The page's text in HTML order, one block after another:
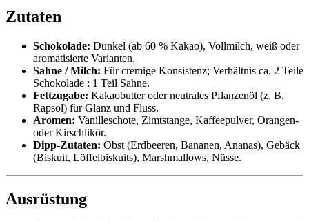
Zutaten
Schokolade: Dunkel (ab 60 % Kakao), Vollmilch, weiß oder
aromatisierte Varianten.
Sahne / Milch: Für cremige Konsistenz; Verhältnis ca. 2 Teile
Schokolade : 1 Teil Sahne.
Fettzugabe: Kakaobutter oder neutrales Pflanzenöl (z. B.
Rapsöl) für Glanz und Fluss.
Aromen: Vanilleschote, Zimtstange, Kaffeepulver, Orangen‑
oder Kirschlikör.
Dipp‑Zutaten: Obst (Erdbeeren, Bananen, Ananas), Gebäck
(Biskuit, Löffelbiskuits), Marshmallows, Nüsse.
Ausrüstung